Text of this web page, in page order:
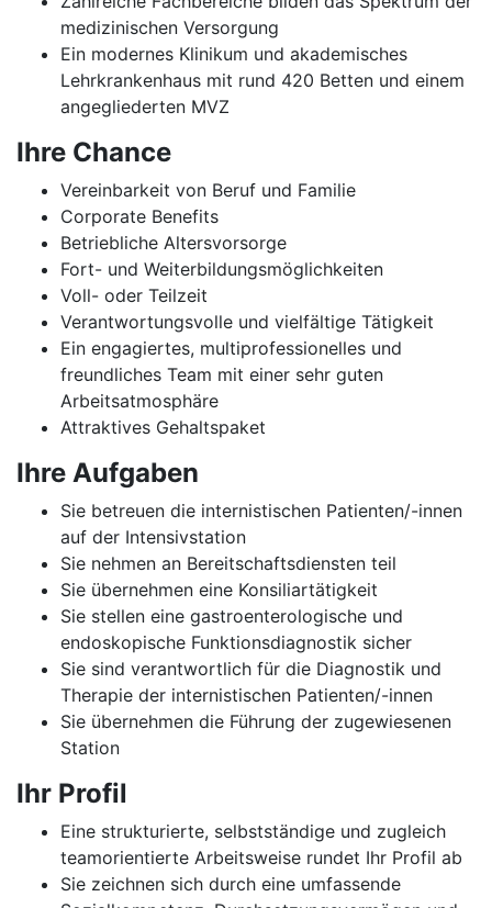
medizinischen Versorgung
Ein modernes Klinikum und akademisches
Lehrkrankenhaus mit rund 420 Betten und einem
angegliederten MVZ
Ihre Chance
Vereinbarkeit von Beruf und Familie
Corporate Benefits
Betriebliche Altersvorsorge
Fort- und Weiterbildungsmöglichkeiten
Voll- oder Teilzeit
Verantwortungsvolle und vielfältige Tätigkeit
Ein engagiertes, multiprofessionelles und
freundliches Team mit einer sehr guten
Arbeitsatmosphäre
Attraktives Gehaltspaket
Ihre Aufgaben
Sie betreuen die internistischen Patienten/-innen
auf der Intensivstation
Sie nehmen an Bereitschaftsdiensten teil
Sie übernehmen eine Konsiliartätigkeit
Sie stellen eine gastroenterologische und
endoskopische Funktionsdiagnostik sicher
Sie sind verantwortlich für die Diagnostik und
Therapie der internistischen Patienten/-innen
Sie übernehmen die Führung der zugewiesenen
Station
Ihr Profil
Eine strukturierte, selbstständige und zugleich
teamorientierte Arbeitsweise rundet Ihr Profil ab
Sie zeichnen sich durch eine umfassende